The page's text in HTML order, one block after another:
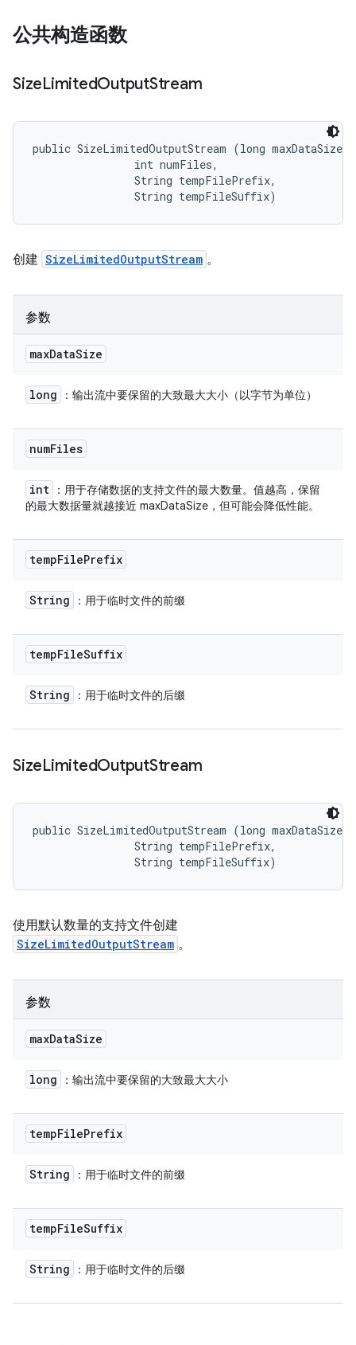
公共构造函数
SizeLimitedOutputStream
public SizeLimitedOutputStream (long maxDataSize,
                int numFiles,
                String tempFilePrefix,
                String tempFileSuffix)
创建 SizeLimitedOutputStream 。
参数
maxDataSize
long ：输出流中要保留的大致最大大小（以字节为单位）
numFiles
int
：用于存储数据的支持文件的最大数量。值越高，保留
的最大数据量就越接近 maxDataSize，但可能会降低性能。
tempFilePrefix
String ：用于临时文件的前缀
tempFileSuffix
String ：用于临时文件的后缀
SizeLimitedOutputStream
public SizeLimitedOutputStream (long maxDataSize,
                String tempFilePrefix,
                String tempFileSuffix)
使用默认数量的支持文件创建
SizeLimitedOutputStream 。
参数
maxDataSize
long ：输出流中要保留的大致最大大小
tempFilePrefix
String ：用于临时文件的前缀
tempFileSuffix
String ：用于临时文件的后缀